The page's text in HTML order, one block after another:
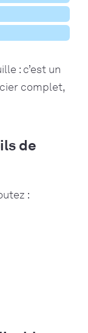
: c’est un
complet,
de
: